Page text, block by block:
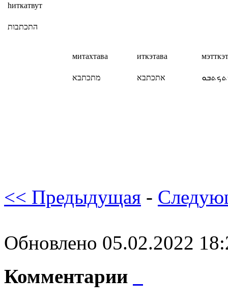
hиткатвут
התכתבות
митахтава
מתכתבא
иткэтава
אתכתבא
<< Предыдущая -
Обновлено 05.02.2022
Комментарии